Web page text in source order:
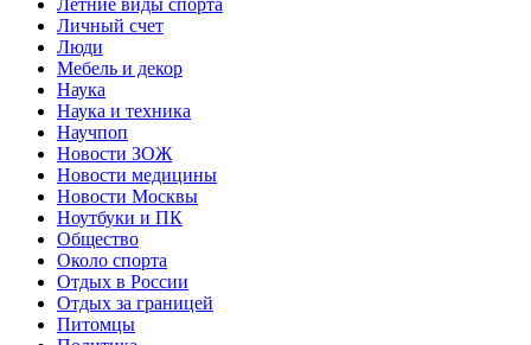
Личный счет
Люди
Мебель и декор
Наука
Наука и техника
Научпоп
Новости ЗОЖ
Новости медицины
Новости Москвы
Ноутбуки и ПК
Общество
Около спорта
Отдых в России
Отдых за границей
Питомцы